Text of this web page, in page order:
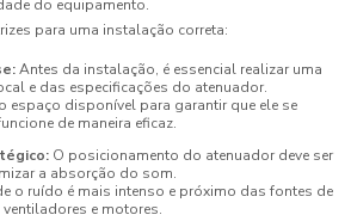
do equipamento.
para uma instalação correta:
Antes da instalação, é essencial realizar uma
e das especificações do atenuador.
espaço disponível para garantir que ele se
de maneira eficaz.
O posicionamento do atenuador deve ser
a absorção do som.
o ruído é mais intenso e próximo das fontes de
e motores.